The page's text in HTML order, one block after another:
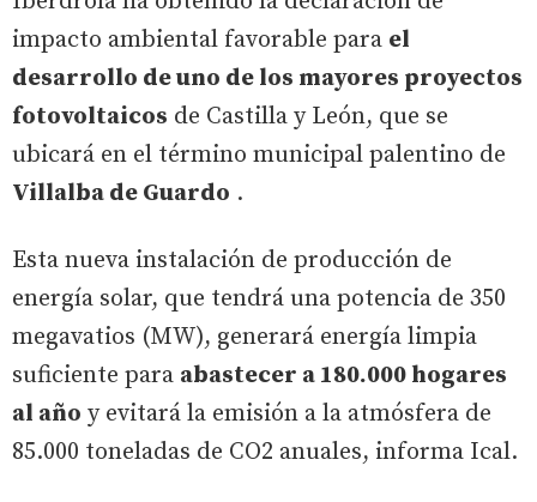
impacto ambiental favorable para el
desarrollo de uno de los mayores proyectos
fotovoltaicos de Castilla y León, que se
ubicará en el término municipal palentino de
Villalba de Guardo .
Esta nueva instalación de producción de
energía solar, que tendrá una potencia de 350
megavatios (MW), generará energía limpia
suficiente para abastecer a 180.000 hogares
al año y evitará la emisión a la atmósfera de
85.000 toneladas de CO2 anuales, informa Ical.